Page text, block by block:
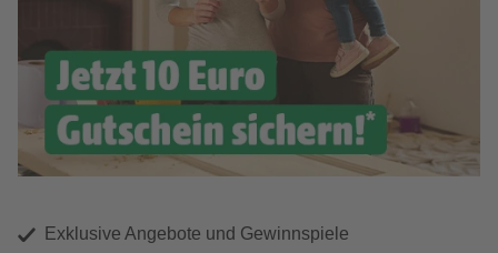
Exklusive Angebote und Gewinnspiele